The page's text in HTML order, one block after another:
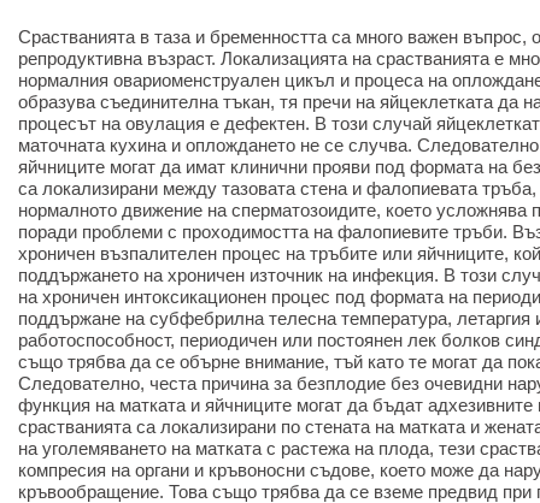
Срастванията в таза и бременността са много важен въпрос,
репродуктивна възраст. Локализацията на срастванията е
нормалния овариоменструален цикъл и процеса на
образува съединителна тъкан, тя пречи на яйцеклетката да
процесът на овулация е дефектен. В този случай
маточната кухина и оплождането не се случва.
яйчниците могат да имат клинични прояви под формата на
са локализирани между тазовата стена и фалопиевата тръба,
нормалното движение на сперматозоидите, което усложнява
поради проблеми с проходимостта на фалопиевите тръби.
хроничен възпалителен процес на тръбите или яйчниците,
поддържането на хроничен източник на инфекция. В този
на хроничен интоксикационен процес под формата на
поддържане на субфебрилна телесна температура, летаргия
работоспособност, периодичен или постоянен лек болков
също трябва да се обърне внимание, тъй като те могат да
Следователно, честа причина за безплодие без очевидни
функция на матката и яйчниците могат да бъдат
срастванията са локализирани по стената на матката и
на уголемяването на матката с растежа на плода, тези
компресия на органи и кръвоносни съдове, което може да
кръвообращение. Това също трябва да се вземе предвид при